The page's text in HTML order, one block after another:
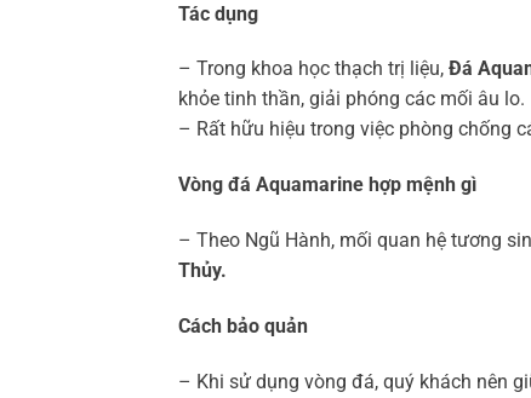
Tác dụng
– Trong khoa học thạch trị liệu, Đá
khỏe tinh thần, giải phóng các mối âu lo.
– Rất hữu hiệu trong việc phòng chống
Vòng đá Aquamarine hợp mệnh gì
– Theo Ngũ Hành, mối quan hệ tương
Thủy.
Cách bảo quản
– Khi sử dụng vòng đá, quý khách nên